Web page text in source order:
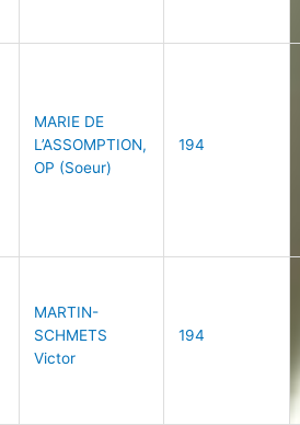
MARIE DE
L’ASSOMPTION,
OP (Soeur)
194
MARTIN-
SCHMETS
Victor
194